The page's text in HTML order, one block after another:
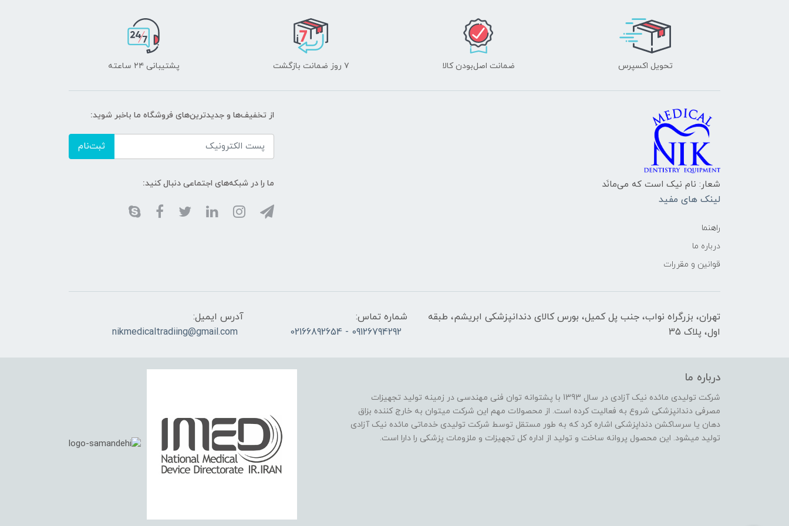
تحویل اکسپرس ضمانت اصل‌بودن کالا ۷ روز ضمانت بازگشت پشتیبانی ۲۴ ساعته
شعار: نام نیک است که می‌مانَد
لینک های مفید
راهنما
درباره ما
قوانین و مقررات
از تخفیف‌ها و جدیدترین‌های فروشگاه ما باخبر شوید:
ثبت‌نام
ما را در شبکه‌های اجتماعی دنبال کنید:
تهران، بزرگراه نواب، جنب پل کمیل، بورس کالای دندانپزشکی ابریشم، طبقه
اول، پلاک 35
شماره تماس:
09126794292 - 02166892654
آدرس ایمیل:
nikmedicaltradiing@gmail.com
درباره ما
شرکت تولیدی مائده نیک آزادی در سال 1393 با پشتوانه توان فنی مهندسی در زمینه تولید تجهیزات
مصرفی دندانپزشکی شروع به فعالیت کرده است. از محصولات مهم این شرکت میتوان به خارج کننده بزاق
دهان یا سرساکشن دنداپزشکی اشاره کرد که به طور مستقل توسط شرکت تولیدی خدماتی مائده نیک آزادی
تولید میشود. این محصول پروانه ساخت و تولید از اداره کل تجهیزات و ملزومات پزشکی را دارا است.